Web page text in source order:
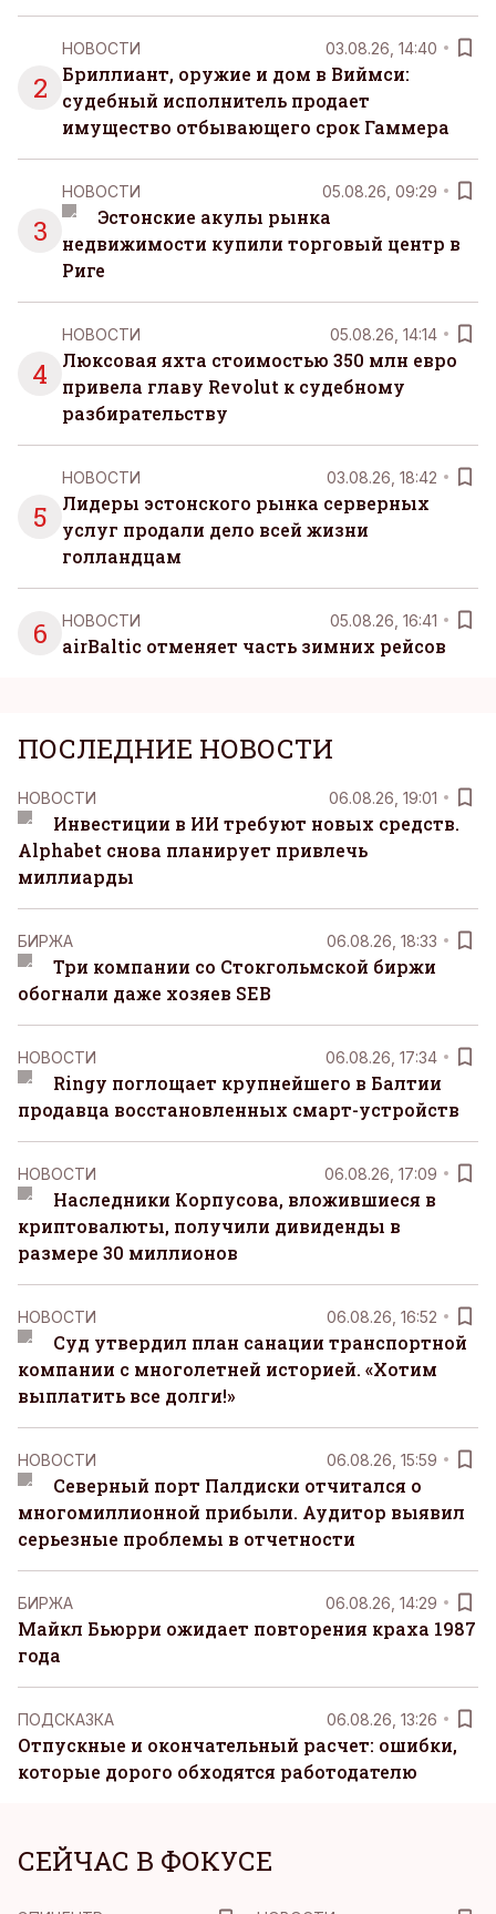
2
НОВОСТИ 03.08.26, 14:40
Бриллиант, оружие и дом в Виймси:
судебный исполнитель продает
имущество отбывающего срок Гаммера
3
НОВОСТИ 05.08.26, 09:29
Эстонские акулы рынка
недвижимости купили торговый центр в
Риге
4
НОВОСТИ 05.08.26, 14:14
Люксовая яхта стоимостью 350 млн евро
привела главу Revolut к судебному
разбирательству
5
НОВОСТИ 03.08.26, 18:42
Лидеры эстонского рынка серверных
услуг продали дело всей жизни
голландцам
6 НОВОСТИ 05.08.26, 16:41
airBaltic отменяет часть зимних рейсов
ПОСЛЕДНИЕ НОВОСТИ
НОВОСТИ 06.08.26, 19:01
Инвестиции в ИИ требуют новых средств.
Alphabet снова планирует привлечь
миллиарды
БИРЖА 06.08.26, 18:33
Три компании со Стокгольмской биржи
обогнали даже хозяев SEB
НОВОСТИ 06.08.26, 17:34
Ringy поглощает крупнейшего в Балтии
продавца восстановленных смарт-устройств
НОВОСТИ 06.08.26, 17:09
Наследники Корпусова, вложившиеся в
криптовалюты, получили дивиденды в
размере 30 миллионов
НОВОСТИ 06.08.26, 16:52
Суд утвердил план санации транспортной
компании с многолетней историей. «Хотим
выплатить все долги!»
НОВОСТИ 06.08.26, 15:59
Северный порт Палдиски отчитался о
многомиллионной прибыли. Аудитор выявил
серьезные проблемы в отчетности
БИРЖА 06.08.26, 14:29
Майкл Бьюрри ожидает повторения краха 1987
года
ПОДСКАЗКА 06.08.26, 13:26
Отпускные и окончательный расчет: ошибки,
которые дорого обходятся работодателю
СЕЙЧАС В ФОКУСЕ